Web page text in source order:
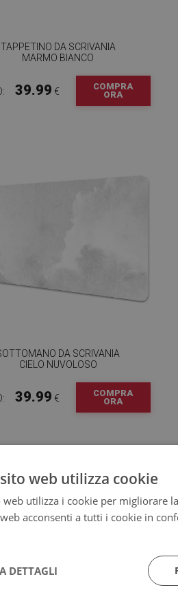
TAPPETINO DA SCRIVANIA
MARMO BIANCO
39.99 €
COMPRA
ORA
DA SCRIVANIA
CIELO NUVOLOSO
39.99 €
COMPRA
ORA
web utilizza cookie
web utilizza i cookie per migliorare
acconsenti a tutti i cookie in
DETTAGLI